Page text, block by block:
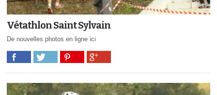
Vétathlon Saint Sylvain
De nouvelles photos en ligne ici